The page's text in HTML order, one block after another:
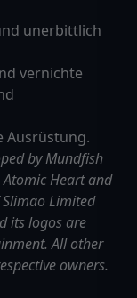
unerbittlich
vernichte
Ausrüstung.
by Mundfish
Heart and
Limited
its logos are
All other
owners.